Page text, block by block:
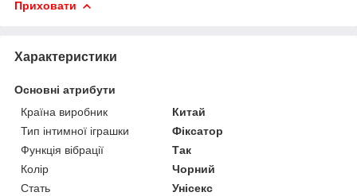
Приховати
Характеристики
Основні атрибути
Країна виробник
Китай
Тип інтимної іграшки
Фіксатор
Функція вібрації
Так
Колір
Чорний
Стать
Унісекс